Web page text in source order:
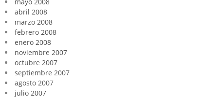
abril 2008
marzo 2008
febrero 2008
enero 2008
noviembre 2007
octubre 2007
septiembre 2007
agosto 2007
julio 2007